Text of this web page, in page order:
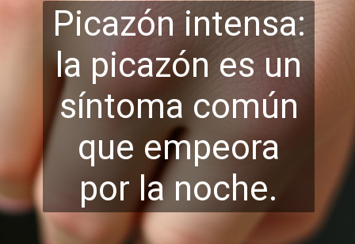
Picazón intensa:
la picazón es un
síntoma común
que empeora
por lanoche.